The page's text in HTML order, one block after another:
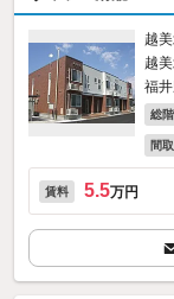
越
越
福
総
間
賃料 5.5万円